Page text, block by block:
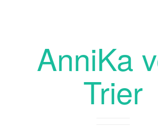
AnniKa
Trier